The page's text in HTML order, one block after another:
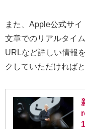
また、Apple公式サ
文章でのリアルタイ
URLなど詳しい情報
クしていただければと